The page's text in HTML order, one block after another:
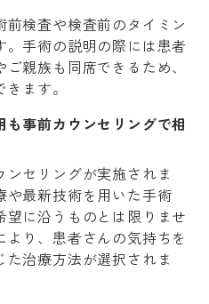
検査や検査前のタイミン
。手術の説明の際には患者
親族も同席できるため、
ます。
事前カウンセリングで相
セリングが実施されま
や最新技術を用いた手術
に沿うものとは限りませ
り、患者さんの気持ちを
治療方法が選択されま